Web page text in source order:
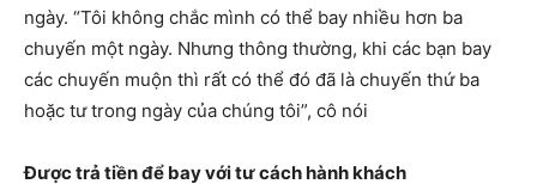
ngày. “Tôi không chắc mình có thể bay nhiều hơn ba
chuyến một ngày. Nhưng thông thường, khi các bạn bay
các chuyến muộn thì rất có thể đó đã là chuyến thứ ba
hoặc tư trong ngày của chúng tôi”, cô nói
Được trả tiền để bay với tư cách hành khách